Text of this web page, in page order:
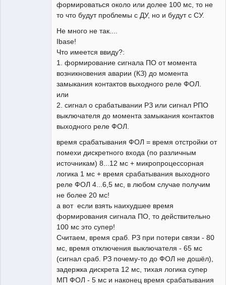
формироваться около или долее 100 мс, то не
то что будут проблемы с ДУ, но и будут с СУ.
Не много не так....
Ibase!
Что имеется ввиду?:
1. формирование сигнала ПО от момента
возникновения аварии (КЗ) до момента
замыкания контактов выходного реле ФОЛ.
или
2. сигнал о срабатывании РЗ или сигнал РПО
выключателя до момента замыкания контактов
выходного реле ФОЛ.
время срабатывания ФОЛ = время отстройки от
помехи дискретного входа (по различным
источникам) 8...12 мс + микропроцессорная
логика 1 мс + время срабатывания выходного
реле ФОЛ 4...6,5 мс, в любом случае получим
не более 20 мс!
а вот если взять наихудшее время
формирования сигнала ПО, то действительно
100 мс это супер!
Считаем, время сраб. РЗ при потери связи - 80
мс, время отключения выключателя - 65 мс
(сигнал сраб. РЗ почему-то до ФОЛ не дошёл),
задержка дискрета 12 мс, тихая логика супер
МП ФОЛ - 5 мс и наконец время срабатывания